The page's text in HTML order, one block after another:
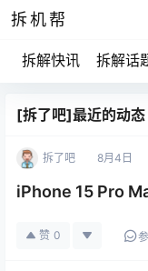
拆机帮
拆解快讯 拆解话
[拆了吧]最近的动态
拆了吧 8月4日
iPhone 15 Pro
赞 0